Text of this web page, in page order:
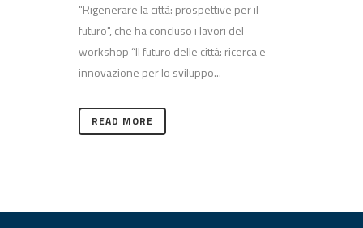
"Rigenerare la città: prospettive per il
futuro", che ha concluso i lavori del
workshop “Il futuro delle città: ricerca e
innovazione per lo sviluppo...
READ MORE